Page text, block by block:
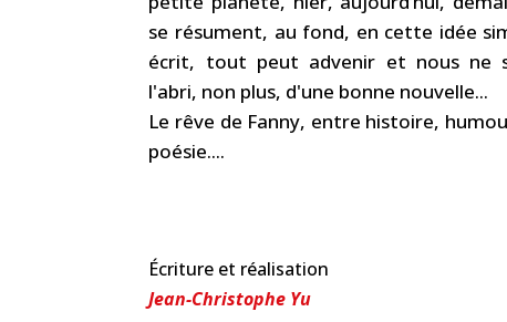
se résument, au fond, en cette idée
écrit, tout peut advenir et nous ne
l'abri, non plus, d'une bonne nouvelle...
Le rêve de Fanny, entre histoire,
poésie....
Écriture et réalisation
Jean-Christophe Yu